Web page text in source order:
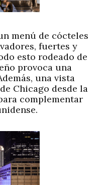
menú de cócteles
fuertes y
esto rodeado de
provoca una
una vista
Chicago desde la
complementar